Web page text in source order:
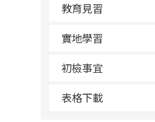
教育見習
實地學習
初檢事宜
表格下載